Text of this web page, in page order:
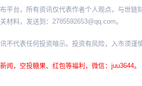
平台，所有资讯仅代表作者个人观点，与世
材料，发送到： 2785592653@qq.com。
不代表任何投资暗示。投资有风险，入市须谨
闻，空投糖果、红包等福利，微信：juu3644。